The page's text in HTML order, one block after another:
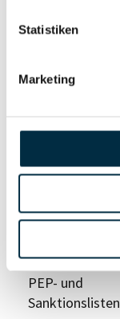
Statistiken
Marketing
Berechtigten
PEP- und